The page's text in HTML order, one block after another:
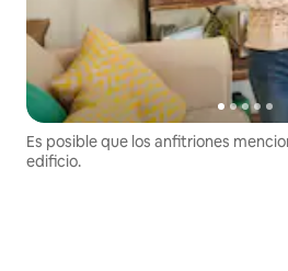
Es posible que los anfitriones
edificio.